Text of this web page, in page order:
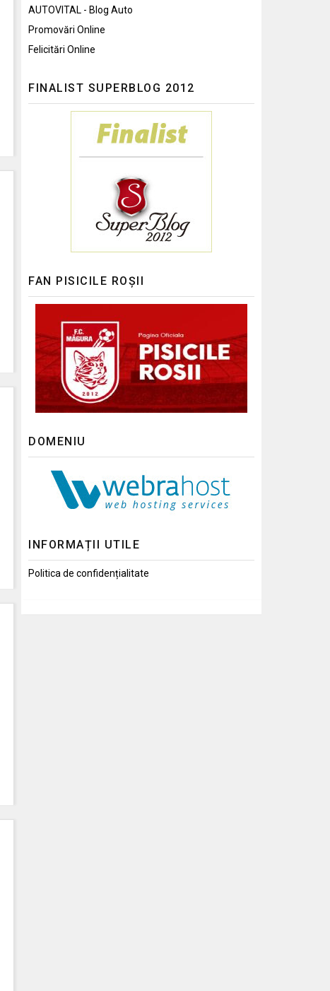
AUTOVITAL - Blog Auto
Promovări Online
Felicitări Online
FINALIST SUPERBLOG 2012
FAN PISICILE ROȘII
DOMENIU
INFORMAȚII UTILE
Politica de confidențialitate